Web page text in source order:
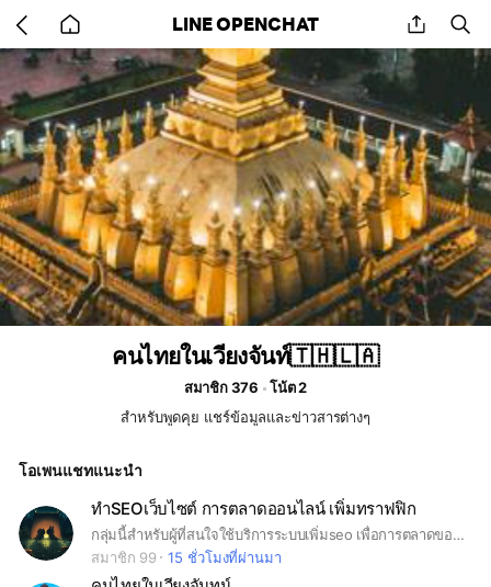
back
to
home
LINE OPENCHAT share
คนไทยในเวียงจันท์🇹🇭🇱🇦
สมาชิก 376
โน้ต 2
สำหรับพูดคุย แชร์ข้อมูลและข่าวสารต่างๆ
โอเพนแชทแนะนำ
ทำSEOเว็บไซต์ การตลาดออนไลน์ เพิ่มทราฟฟิก
กลุ่มนี้สำหรับผู้ที่สนใจใช้บริการระบบเพิ่มseo เพื่อการตลาดของspinrank โดยที่ผู้ใช้งานสามารถดันเว็บไซต์ของตัวเองให้ติดหน้าแรกgoogleเองได้อย่างง่ายดาย ในราคาที่คุ้มค่า ระบบออแกนิกตรวจสอบได้ใน google analytics ใช้งานได้ทั้งแบบทั่วไปและแบบธุรกิจค่ะ
สมาชิก 99
15 ชั่วโมงที่ผ่านมา